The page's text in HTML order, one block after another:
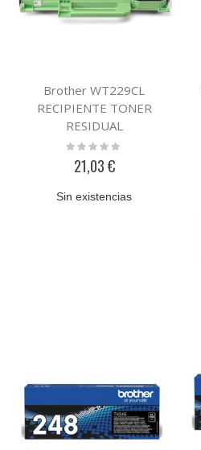
Brother WT229CL
RECIPIENTE TONER
RESIDUAL
Rating:
21,03 €
Sin existencias